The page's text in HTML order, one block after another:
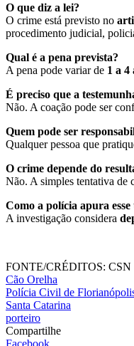
O que diz a lei?
O crime está previsto no
procedimento judicial,
Qual é a pena prevista?
A pena pode variar de 1 a 4
É preciso que a
Não. A coação pode ser
Quem pode ser
Qualquer pessoa que
O crime depende do
Não. A simples tentativa de
Como a polícia apura
A investigação considera
FONTE/CRÉDITOS: CSN
Cão Orelha
Polícia Civil de
Santa Catarina
porteiro
Compartilhe
Facebook